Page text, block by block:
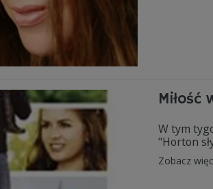
Miłość
W tym
"Horton
Zobacz